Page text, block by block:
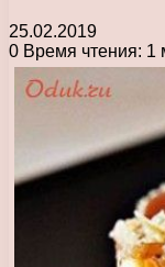
25.02.2019
0 Время чтения: 1